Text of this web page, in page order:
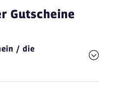
Gutscheine
/ die